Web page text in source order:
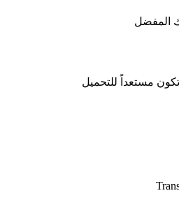
المفضل
مستعداً للتحميل